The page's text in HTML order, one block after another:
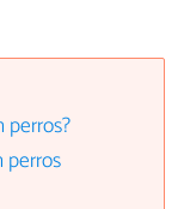
perros?
perros